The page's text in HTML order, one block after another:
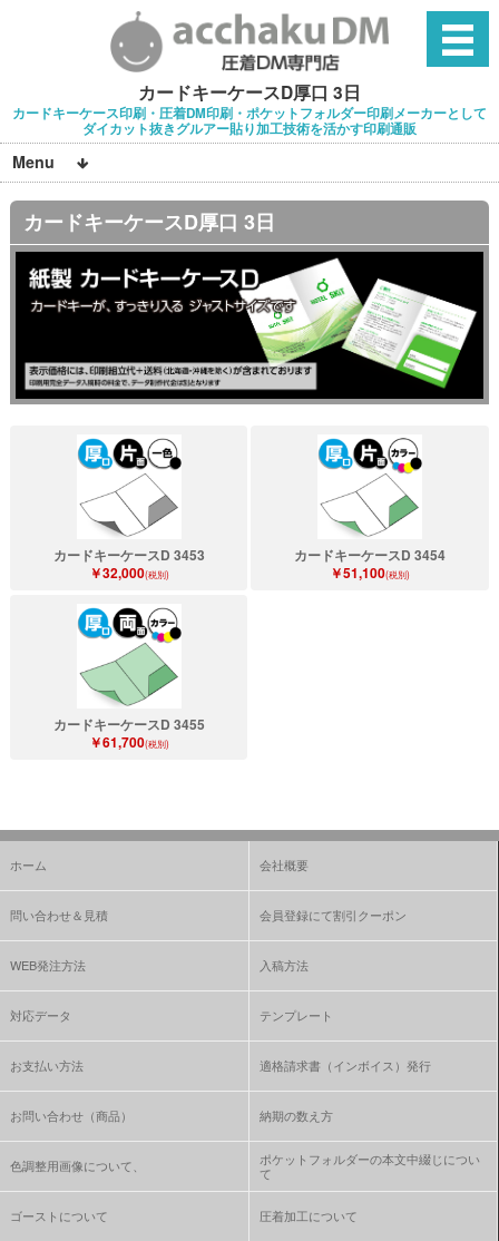
カードキーケースD厚口 3日
カードキーケース印刷・圧着DM印刷・ポケットフォルダー印刷メーカーとして
ダイカット抜きグルアー貼り加工技術を活かす印刷通販
Menu
カードキーケースD厚口 3日
カードキーケースD 3453
￥32,000(税別)
カードキーケースD 3454
￥51,100(税別)
カードキーケースD 3455
￥61,700(税別)
ホーム 会社概要
問い合わせ＆見積 会員登録にて割引クーポン
WEB発注方法 入稿方法
対応データ テンプレート
お支払い方法 適格請求書（インボイス）発行
お問い合わせ（商品） 納期の数え方
色調整用画像について、
ポケットフォルダーの本文中綴じについ
て
ゴーストについて 圧着加工について